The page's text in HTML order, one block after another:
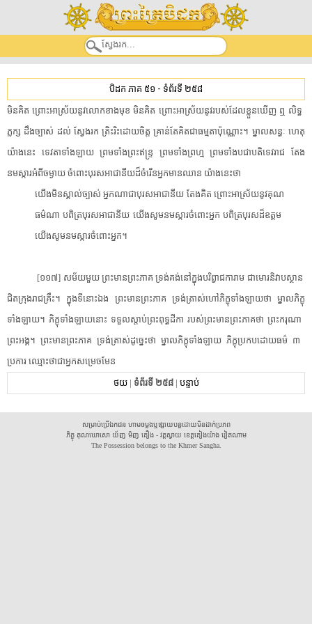
បិដក ភាគ ៥១ - ទំព័រទី ២៥៨
​មិន​គិត​ ​ព្រោះ​អាស្រ័យ​នូវ​លោកខាងមុខ​ ​មិន​គិត​ ​ព្រោះ​អាស្រ័យ​នូវ​របស់​ដែល​ខ្លួន​ឃើញ​ ​ឮ​ ​លិទ្ធ​ ​
ភ្លក្ស​ ​ដឹង​ច្បាស់​ ​ដល់​ ​ស្វែងរក​ ​ត្រិះរិះ​ដោយចិត្ត​ ​គ្រាន់តែ​គិតជា​ធម្មតា​ប៉ុណ្ណោះ​។​ ​ម្នាល​សន្ធៈ​ ​ហេតុ​
យ៉ាងនេះ​ ​ទេវតា​ទាំងឡាយ​ ​ព្រមទាំង​ព្រះ​ឥន្រ្ទ​ ​ព្រមទាំង​ព្រហ្ម​ ​ព្រម​ទាំង​ប​ជា​បតិ​ទេវរាជ​ ​តែង​
នមស្ការ​អំពី​ចម្ងាយ​ ​ចំពោះ​បុរស​អាជានីយ​ដ៏​ចំរើន​អ្នកមាន​ឈាន​ ​យ៉ាងនេះ​ថា​
​យើង​មិន​ស្គាល់​ច្បាស់​ ​អ្នកណា​ជា​បុរស​អាជានីយ​ ​តែង​គិត​ ​ព្រោះ​អាស្រ័យ​នូវ​គុណ
ធម៌​ណា​ ​បពិត្រ​បុរស​អាជានីយ​ ​យើង​សូម​នមស្ការ​ចំពោះ​អ្នក​ ​បពិត្រ​បុរស​ដ៏​ឧត្តម​ ​
យើង​សូម​នមស្ការ​ចំពោះ​អ្នក​។​
[​១១៧​]​ ​សម័យមួយ​ ​ព្រះមានព្រះភាគ​ ​ទ្រង់​គង់នៅ​ក្នុង​បរិព្វាជកា​រាម​ ​ជា​មោរ​និវាប​ស្ថាន​ ​
ជិត​ក្រុង​រាជគ្រឹះ​។​ ​ក្នុង​ទីនោះ​ឯង​ ​ព្រះមានព្រះភាគ​ ​ទ្រង់​ត្រាស់​ហៅ​ភិក្ខុ​ទាំងឡាយ​ថា​ ​ម្នាល​ភិក្ខុ​
ទាំងឡាយ​។​ ​ភិក្ខុ​ទាំងឡាយ​នោះ​ ​ទទួល​ស្តាប់​ព្រះពុទ្ធដីកា​ ​របស់​ព្រះមានព្រះភាគ​ថា​ ​ព្រះករុណា​ ​
ព្រះអង្គ​។​ ​ព្រះមានព្រះភាគ​ ​ទ្រង់​ត្រាស់​ដូច្នេះ​ថា​ ​ម្នាល​ភិក្ខុ​ទាំងឡាយ​ ​ភិក្ខុ​ប្រកបដោយ​ធម៌​ ​៣​ ​
ប្រការ​ ​ឈ្មោះថា​ជា​អ្នក​សម្រេច​មែន​ ​
ថយ| ទំព័រទី ២៥៨| បន្ទាប់
សម្រាប់ប្រើឯកជន ហាមចម្លងឬផ្សាយបន្តដោយមិនដាក់ប្រភព
ភិក្ខុ គុណឃោសោ យ័ញ មិញ គឿង - វត្តស្វាយ ខេត្តគៀងយ៉ាង វៀតណាម
The Possession belongs to the Khmer Sangha.